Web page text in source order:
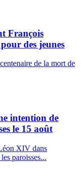
François
des jeunes
de la mort de
intention de
le 15 août
XIV dans
paroisses...